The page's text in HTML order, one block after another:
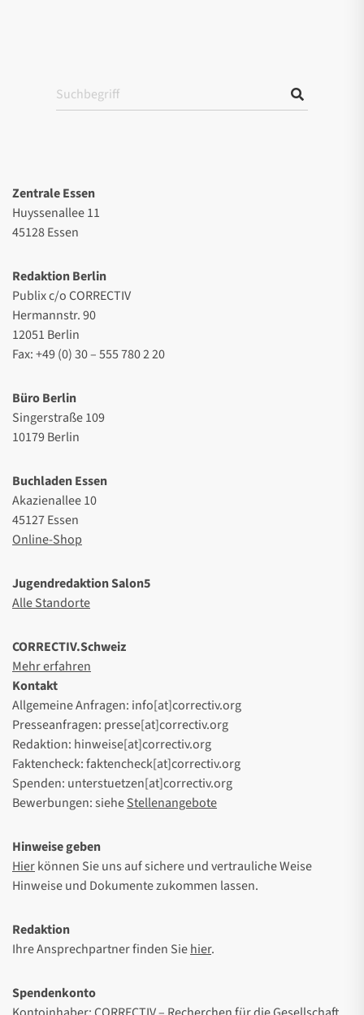
Zentrale Essen
Huyssenallee 11
45128 Essen
Redaktion Berlin
Publix c/o CORRECTIV
Hermannstr. 90
12051 Berlin
Fax: +49 (0) 30 – 555 780 2 20
Büro Berlin
Singerstraße 109
10179 Berlin
Buchladen Essen
Akazienallee 10
45127 Essen
Online-Shop
Jugendredaktion Salon5
Alle Standorte
CORRECTIV.Schweiz
Mehr erfahren
Kontakt
Allgemeine Anfragen: info[at]correctiv.org
Presseanfragen: presse[at]correctiv.org
Redaktion: hinweise[at]correctiv.org
Faktencheck: faktencheck[at]correctiv.org
Spenden: unterstuetzen[at]correctiv.org
Bewerbungen: sieheStellenangebote
Hinweise geben
Hierkönnen Sie uns auf sichere und vertrauliche Weise
Hinweise und Dokumente zukommen lassen.
Redaktion
Ihre Ansprechpartner finden Siehier.
Spendenkonto